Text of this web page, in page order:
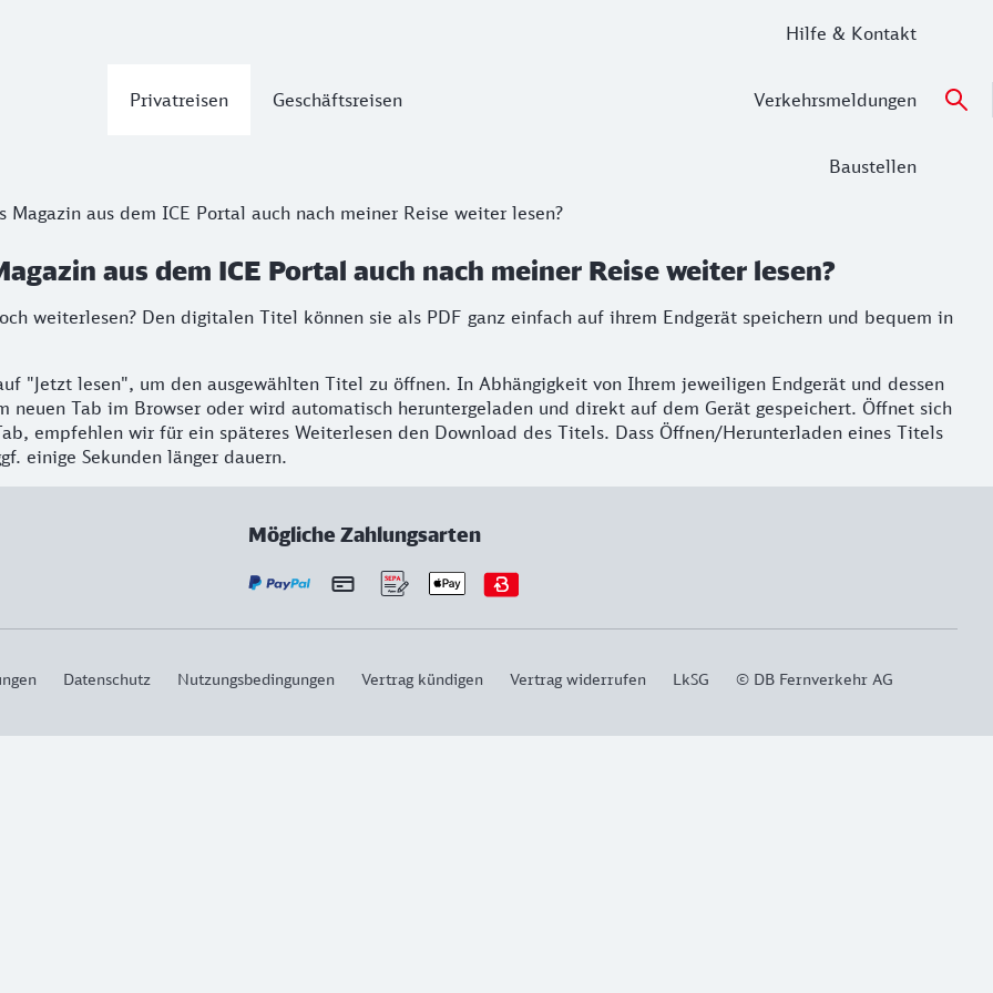
Privatreisen Geschäftsreisen
Hilfe & Kontakt
Verkehrsmeldungen
Baustellen
Magazin aus dem ICE Portal auch nach meiner Reise weiter lesen?
aus dem ICE Portal auch nach meiner Reise weiter lesen?
weiterlesen? Den digitalen Titel können sie als PDF ganz einfach auf ihrem Endgerät speichern und bequem in
"Jetzt lesen", um den ausgewählten Titel zu öffnen. In Abhängigkeit von Ihrem jeweiligen Endgerät und dessen
Tab im Browser oder wird automatisch heruntergeladen und direkt auf dem Gerät gespeichert. Öffnet sich
empfehlen wir für ein späteres Weiterlesen den Download des Titels. Dass Öffnen/Herunterladen eines Titels
einige Sekunden länger dauern.
Mögliche Zahlungsarten
Datenschutz Nutzungsbedingungen Vertrag kündigen Vertrag widerrufen LkSG © DB Fernverkehr AG